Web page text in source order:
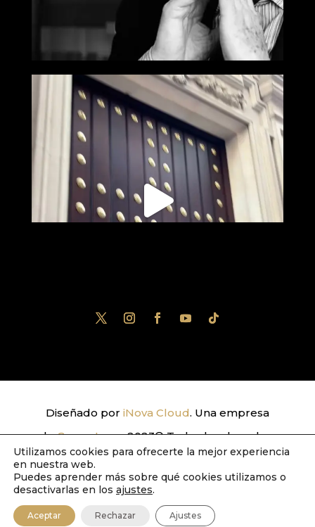
Diseñado por iNova Cloud. Una empresa
deGrupo Inova2023© Todos los derechos
reservados.Política de Privacidad|Aviso
Legal|Política de Cookies
Utilizamos cookies para ofrecerte la mejor experiencia
en nuestra web.
Puedes aprender más sobre qué cookies utilizamos o
desactivarlas en los ajustes.
Aceptar Rechazar Ajustes